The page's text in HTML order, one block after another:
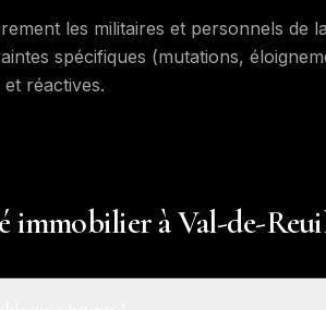
les militaires et personnels de
spécifiques (mutations,
réactives.
immobilier à Val-de-